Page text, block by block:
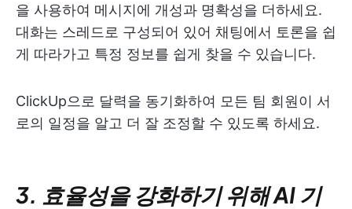
을 사용하여 메시지에 개성과 명확성을 더하세요.
대화는 스레드로 구성되어 있어 채팅에서 토론을 쉽
게 따라가고 특정 정보를 쉽게 찾을 수 있습니다.
ClickUp으로 달력을 동기화하여 모든 팀 회원이 서
로의 일정을 알고 더 잘 조정할 수 있도록 하세요.
3. 효율성을 강화하기 위해 AI 기